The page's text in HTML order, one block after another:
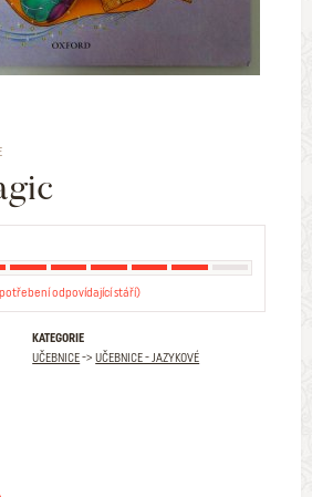
odpovídající stáří)
KATEGORIE
UČEBNICE->UČEBNICE - JAZYKOVÉ